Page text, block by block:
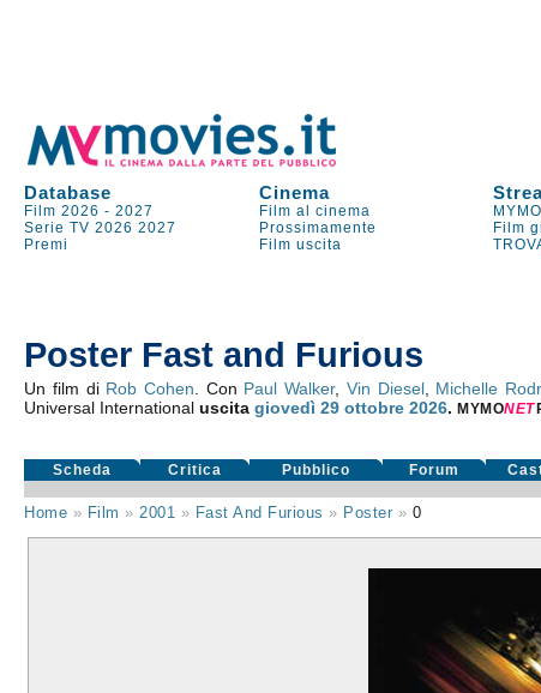
Database Cinema
Film 2026 -2027 Film al cinema
Serie TV 2026 2027 Prossimamente Film
Premi
Film uscita
Poster Fast and Furious
Un film di Rob Cohen . Con Paul Walker, Vin Diesel, Michelle
Universal Internationaluscitagiovedì 29 ottobre 2026.MYMONET
Scheda Critica Pubblico Forum
Home » Film » 2001 » Fast And Furious » Poster » 0